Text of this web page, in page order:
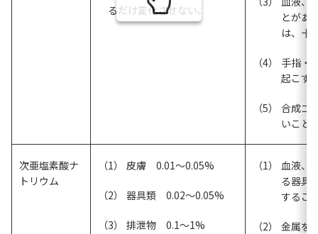
るだけ変化させない。
とがあ
は、十
手指・
起こす
合成ゴ
いこと
次亜塩素酸ナ
トリウム
皮膚 0.01～0.05%
器具類 0.02～0.05%
排泄物 0.1～1%
血液、
る器具
するこ
金属を